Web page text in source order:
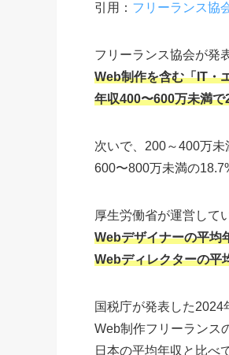
引用： フリーランス協
フリーランス協会が発
Web制作を含む「IT・
年収400〜600万未満で
次いで、200～400万未
600〜800万未満の
厚生労働省が運営して
Webデザイナーの平均
Webディレクターの平
国税庁が発表した2024
Web制作フリーランス
日本の平均年収と比べ